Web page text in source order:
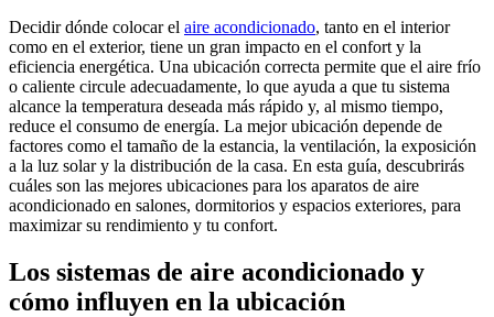
Decidir dónde colocar el aire acondicionado, tanto en el interior
como en el exterior, tiene un gran impacto en el confort y la
eficiencia energética. Una ubicación correcta permite que el aire frío
o caliente circule adecuadamente, lo que ayuda a que tu sistema
alcance la temperatura deseada más rápido y, al mismo tiempo,
reduce el consumo de energía. La mejor ubicación depende de
factores como el tamaño de la estancia, la ventilación, la exposición
a la luz solar y la distribución de la casa. En esta guía, descubrirás
cuáles son las mejores ubicaciones para los aparatos de aire
acondicionado en salones, dormitorios y espacios exteriores, para
maximizar su rendimiento y tu confort.
Los sistemas de aire acondicionado y
cómo influyen en la ubicación